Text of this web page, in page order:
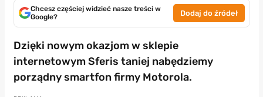
Chcesz częściej widzieć nasze treści w
Google?
Dodaj do źródeł
Dzięki nowym okazjom w sklepie
internetowym Sferis taniej nabędziemy
porządny smartfon firmy Motorola.